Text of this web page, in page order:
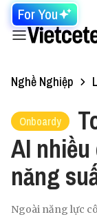
For You
Nghề Nghiệp
Onboardy
AI
năng
Ngoài năng lực